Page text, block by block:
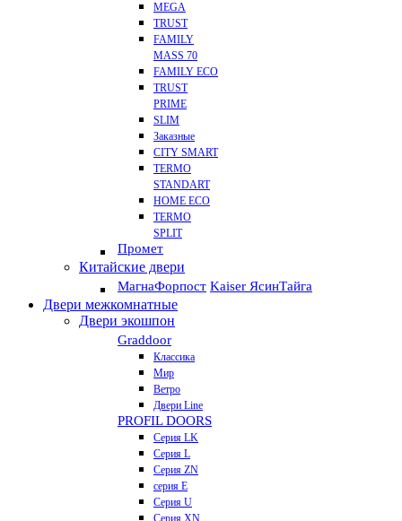
MEGA
TRUST
FAMILY
MASS 70
FAMILY ECO
TRUST
PRIME
SLIM
Заказные
CITY SMART
TERMO
STANDART
HOME ECO
ТЕRМО
SPLIT
Промет
Китайские двери
МагнаФорпост Kaiser ЯсинТайга
Двери межкомнатные
Двери экошпон
Graddoor
Классика
Мир
Ветро
Двери Line
PROFIL DOORS
Серия LK
Серия L
Серия ZN
серия E
Серия U
Серия XN